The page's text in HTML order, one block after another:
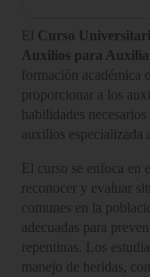
El Curso
Auxilios para
formación académica
proporcionar a los
habilidades
auxilios especializada
El curso se enfoca en
reconocer y evaluar
comunes en la
adecuadas para
repentinas. Los
manejo de heridas,